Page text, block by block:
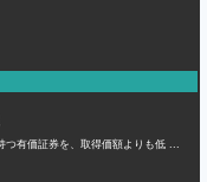
つ有価証券を、取得価額よりも低 ...